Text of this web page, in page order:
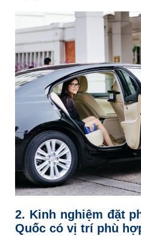
2. Kinh nghiệm đặt
Quốc có vị trí phù